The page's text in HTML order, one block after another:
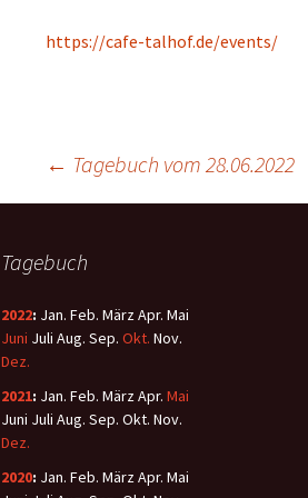
https://cafe-talhof.de/events/
← Tagebuch vom 28.06.2022
Tagebuch
2022: Jan. Feb. MärzApr. Mai
Juni Juli Aug. Sep. Okt. Nov.
Dez.
2021: Jan. Feb. MärzApr. Mai
Juni Juli Aug. Sep. Okt. Nov.
Dez.
2020: Jan. Feb. MärzApr. Mai